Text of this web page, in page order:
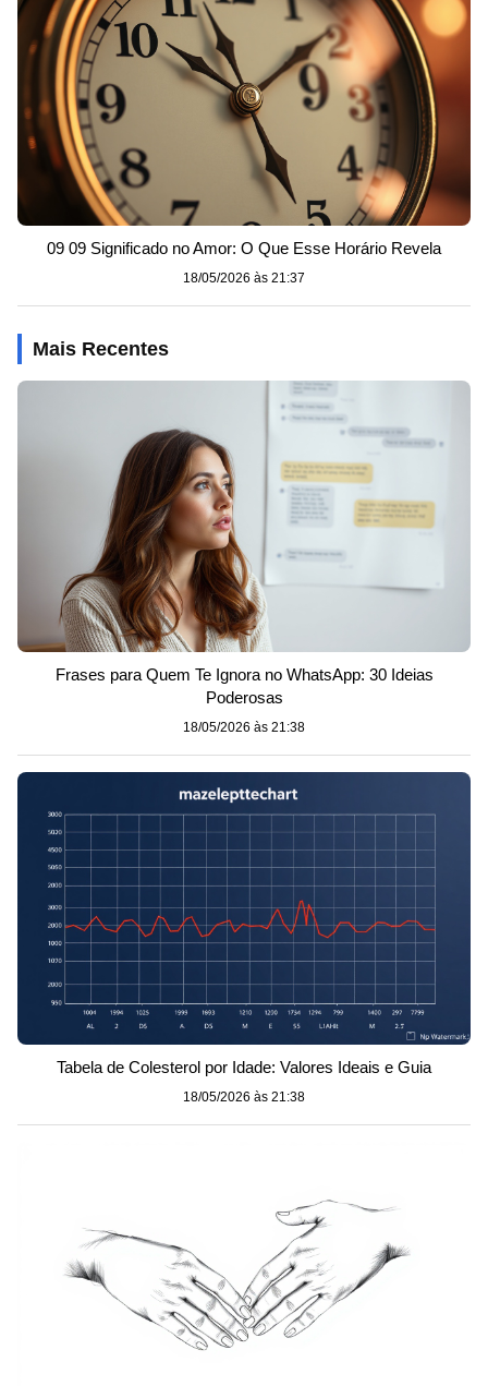
09 09 Significado no Amor: O Que Esse Horário Revela
18/05/2026 às 21:37
Mais Recentes
Frases para Quem Te Ignora no WhatsApp: 30 Ideias
Poderosas
18/05/2026 às 21:38
Tabela de Colesterol por Idade: Valores Ideais e Guia
18/05/2026 às 21:38